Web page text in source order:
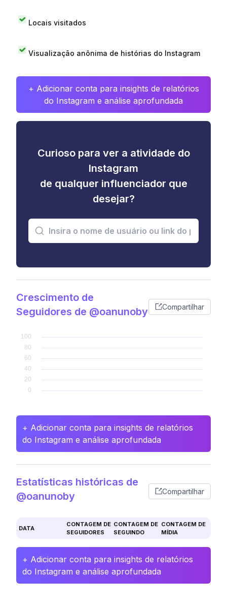
Locais visitados
Visualização anônima de histórias do Instagram
+ Adicionar conta para insights de relatórios
do Instagram e análise aprofundada
Curioso para ver a atividade do
Instagram
de qualquer influenciador que
desejar?
Crescimento de
Seguidores de @oanunoby
Compartilhar
+ Adicionar conta para insights de relatórios
do Instagram e análise aprofundada
Estatísticas históricas de
@oanunoby
Compartilhar
DATA
CONTAGEM DE
SEGUIDORES
CONTAGEM DE
SEGUINDO
CONTAGEM DE
MÍDIA
+ Adicionar conta para insights de relatórios
do Instagram e análise aprofundada